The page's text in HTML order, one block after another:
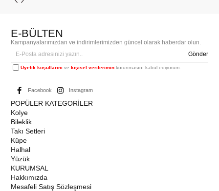
E-BÜLTEN
Kampanyalarımızdan ve indirimlerimizden güncel olarak haberdar olun.
Gönder
Üyelik koşullarını vekişisel verilerimin korunmasını kabul ediyorum.
Facebook Instagram
POPÜLER KATEGORİLER
Kolye
Bileklik
Takı Setleri
Küpe
Halhal
Yüzük
KURUMSAL
Hakkımızda
Mesafeli Satış Sözleşmesi